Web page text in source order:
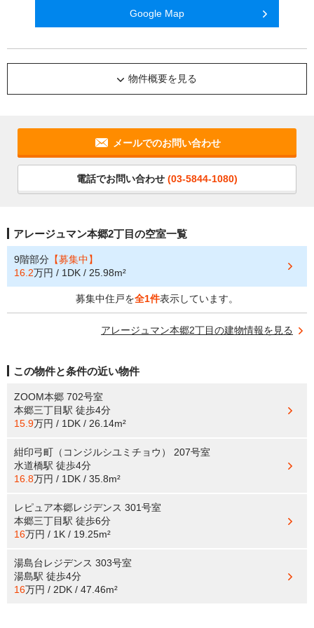
Google Map
物件概要を見る
メールでのお問い合わせ
電話でお問い合わせ (03-5844-1080)
アレージュマン本郷2丁目の空室一覧
9階部分 【募集中】
16.2万円 / 1DK / 25.98m²
募集中住戸を全1件表示しています。
アレージュマン本郷2丁目の建物情報を見る
この物件と条件の近い物件
ZOOM本郷 702号室
本郷三丁目駅 徒歩4分
15.9万円 / 1DK / 26.14m²
紺印弓町（コンジルシユミチョウ） 207号室
水道橋駅 徒歩4分
16.8万円 / 1DK / 35.8m²
レピュア本郷レジデンス 301号室
本郷三丁目駅 徒歩6分
16万円 / 1K / 19.25m²
湯島台レジデンス 303号室
湯島駅 徒歩4分
16万円 / 2DK / 47.46m²